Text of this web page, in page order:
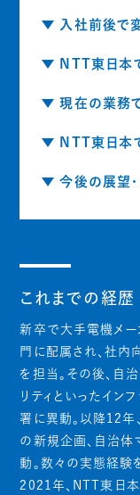
入社前後で
NTT東日本
現在の業務
NTT東日本
今後の展望
これまでの経歴
新卒で大手電機メ
門に配属され、社内
を担当。その後、自
リティといったイン
署に異動。以降12年
の新規企画、自治体
動。数々の実態経験
2021年、NTT東日本